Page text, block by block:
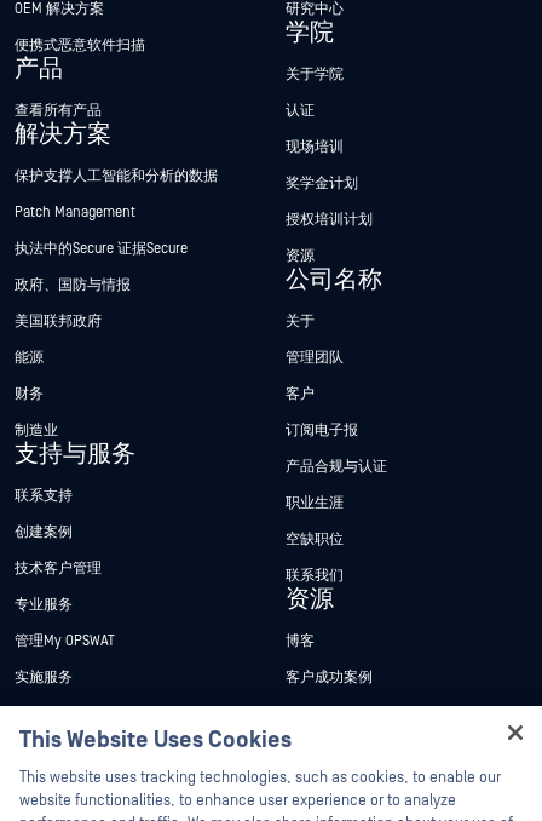
OEM 解决方案
便携式恶意软件扫描
产品
查看所有产品
解决方案
保护支撑人工智能和分析的数据
Patch Management
执法中的Secure 证据Secure
政府、国防与情报
美国联邦政府
能源
财务
制造业
支持与服务
联系支持
创建案例
技术客户管理
专业服务
管理My OPSWAT
实施服务
技术文档
培训
研究中心
学院
关于学院
认证
现场培训
奖学金计划
授权培训计划
资源
公司名称
关于
管理团队
客户
订阅电子报
产品合规与认证
职业生涯
空缺职位
联系我们
资源
博客
客户成功案例
新闻报道
活动
This Website Uses Cookies
This website uses tracking technologies, such as cookies, to enable our
website functionalities, to enhance user experience or to analyze
Hey there!
I'm Ozzy, your OPSWAT virtual assistant.